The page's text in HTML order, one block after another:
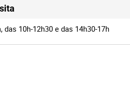
das 10h-12h30 e das 14h30-17h